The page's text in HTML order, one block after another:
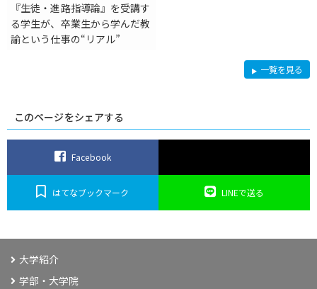
『生徒・進路指導論』を受講す
る学生が、卒業生から学んだ教
諭という仕事の“リアル”
就
職
一覧を見る
このページをシェアする
Facebook
はてなブックマーク LINEで送る
大学紹介
学部・大学院